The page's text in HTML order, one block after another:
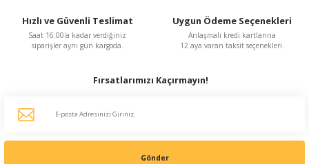
Hızlı ve Güvenli Teslimat
Saat 16:00'a kadar verdiğiniz
siparişler aynı gün kargoda.
Uygun Ödeme Seçenekleri
Anlaşmalı kredi kartlarına
12 aya varan taksit seçenekleri.
Fırsatlarımızı Kaçırmayın!
Gönder